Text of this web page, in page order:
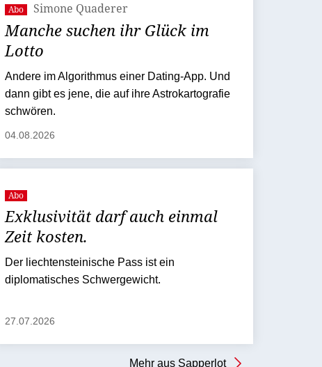
Abo Simone Quaderer
Manche suchen ihr Glück im
Lotto
Andere im Algorithmus einer Dating-App. Und
dann gibt es jene, die auf ihre Astrokartografie
schwören.
04.08.2026
Abo
Exklusivität darf auch einmal
Zeit kosten.
Der liechtensteinische Pass ist ein
diplomatisches Schwergewicht.
27.07.2026
Mehr aus Sapperlot